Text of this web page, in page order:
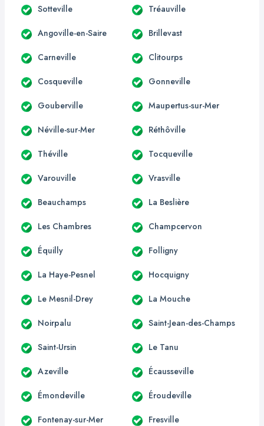
Sotteville Tréauville
Angoville-en-Saire Brillevast
Carneville Clitourps
Cosqueville Gonneville
Gouberville Maupertus-sur-Mer
Néville-sur-Mer Réthôville
Théville Tocqueville
Varouville Vrasville
Beauchamps La Beslière
Les Chambres Champcervon
Équilly Folligny
La Haye-Pesnel Hocquigny
Le Mesnil-Drey La Mouche
Noirpalu Saint-Jean-des-Champs
Saint-Ursin Le Tanu
Azeville Écausseville
Émondeville Éroudeville
Fontenay-sur-Mer Fresville